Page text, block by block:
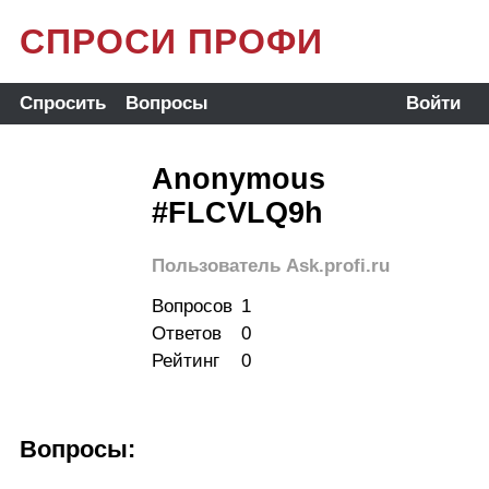
СПРОСИ ПРОФИ
Спросить Вопросы Войти
Anonymous
#FLCVLQ9h
Пользователь Ask.profi.ru
Вопросов 1
Ответов
0
Рейтинг
0
Вопросы: